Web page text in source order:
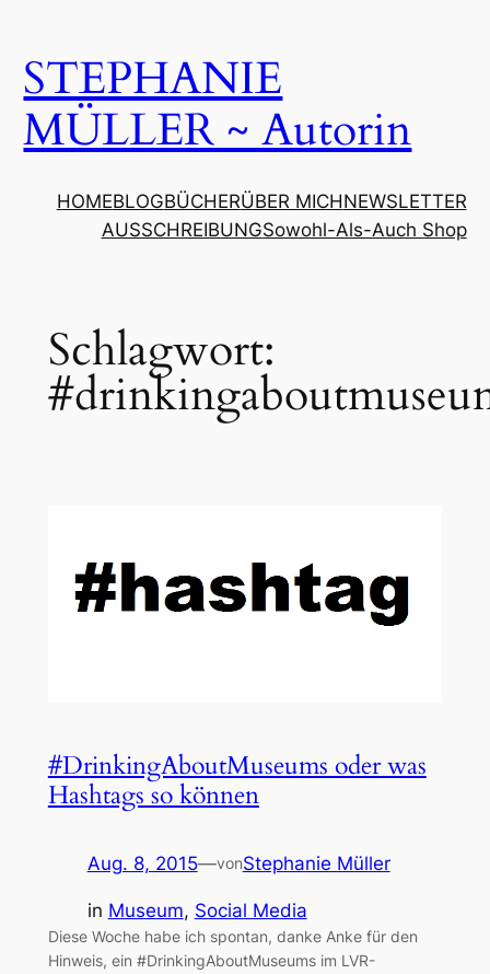
springen
STEPHANIE
MÜLLER ~ Autorin
HOMEBLOGBÜCHERÜBER MICHNEWSLETTER
AUSSCHREIBUNGSowohl-Als-Auch Shop
Schlagwort:
#DrinkingAboutMuseums oder was
Hashtags so können
Aug. 8, 2015—vonStephanie Müller
in Museum, Social Media
Diese Woche habe ich spontan, danke Anke für den
Hinweis, ein #DrinkingAboutMuseums im LVR-